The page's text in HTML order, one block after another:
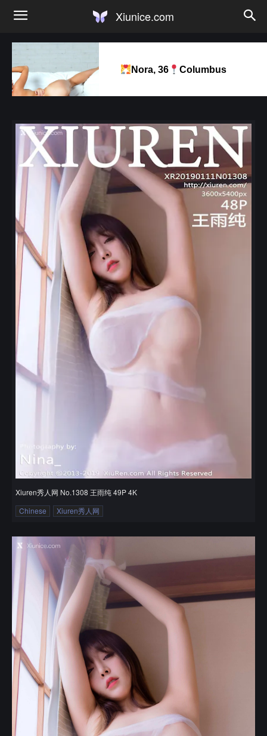
Xiunice.com
Nora, 36 Columbus
Xiuren秀人网 No.1308 王雨纯 49P 4K
Chinese
Xiuren秀人网